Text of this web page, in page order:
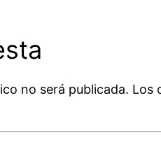
no será publicada. Los